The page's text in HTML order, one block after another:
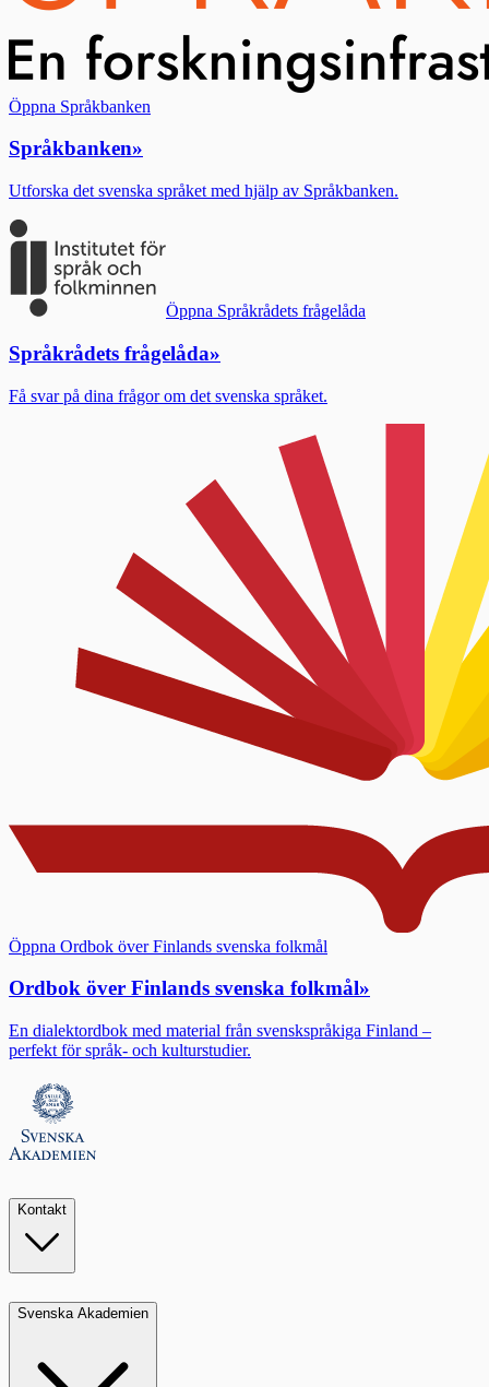
Öppna Språkbanken
Språkbanken»
Utforska det svenska språket med hjälp av Språkbanken.
Öppna Språkrådets frågelåda
Språkrådets frågelåda»
Få svar på dina frågor om det svenska språket.
Öppna Ordbok över Finlands svenska folkmål
Ordbok över Finlands svenska folkmål»
En dialektordbok med material från svenskspråkiga Finland –
perfekt för språk- och kulturstudier.
Kontakt
Svenska Akademien